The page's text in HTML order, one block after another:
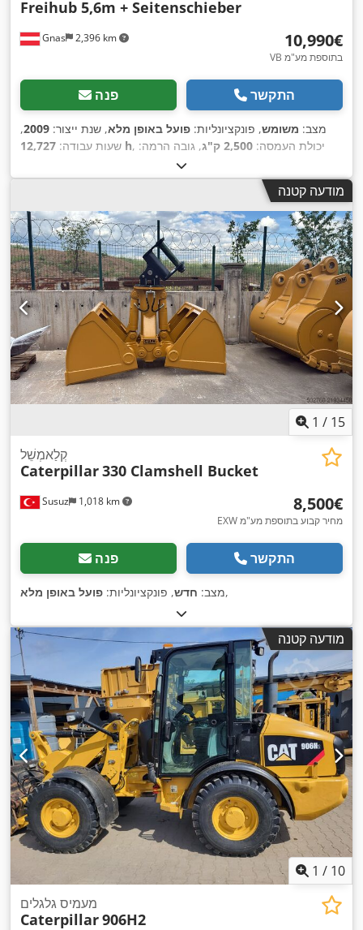
Gnas 2,396 km
Freihub 5,6m + Seitenschieber
‏10,990 ‏€
VB בתוספת מע"מ
פנה התקשר
מצב: משומש, פונקציונליות: פועל באופן מלא, שנת ייצור: 2009
,
שעות עבודה: 12,727 h , יכולת העמסה: 2,500 ק"ג
, גובה הרמה:
, סוג תורן:
מ"מ, כוח:38 קילוואט (51.67 כ"ס) , סוג הנעה:Diesel,
מודעה קטנה
1 / 15
Susuz 1,018 km
קְלַאמְשֵׁל
Caterpillar330 Clamshell Bucket
‏8,500 ‏€
EXW מחיר קבוע בתוספת מע"מ
פנה התקשר
מצב: חדש, פונקציונליות: פועל באופן מלא ,
מודעה קטנה
1 / 10
מעמיס גלגלים
Caterpillar906H2